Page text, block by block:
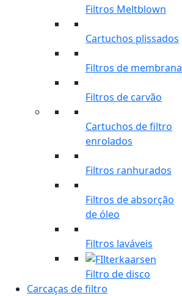
Filtros Meltblown
Cartuchos plissados
Filtros de membrana
Filtros de carvão
Cartuchos de filtro
enrolados
Filtros ranhurados
Filtros de absorção
de óleo
Filtros laváveis
Filtro de disco
Carcaças de filtro